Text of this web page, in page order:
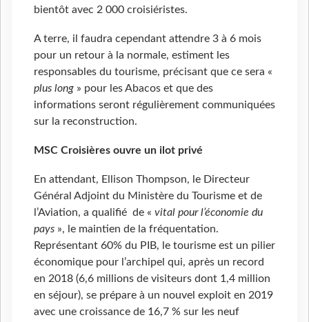
bientôt avec 2 000 croisiéristes.
A terre, il faudra cependant attendre 3 à 6 mois
pour un retour à la normale, estiment les
responsables du tourisme, précisant que ce sera «
plus long » pour les Abacos et que des
informations seront régulièrement communiquées
sur la reconstruction.
MSC Croisières ouvre un ilot privé
En attendant, Ellison Thompson, le Directeur
Général Adjoint du Ministère du Tourisme et de
l’Aviation, a qualifié de « vital pour l’économie du
pays », le maintien de la fréquentation.
Représentant 60% du PIB, le tourisme est un pilier
économique pour l’archipel qui, après un record
en 2018 (6,6 millions de visiteurs dont 1,4 million
en séjour), se prépare à un nouvel exploit en 2019
avec une croissance de 16,7 % sur les neuf